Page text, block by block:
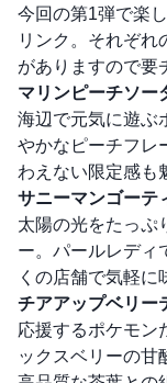
今回の第1弾で楽
リンク。それぞれ
がありますので要
マリンピーチソー
海辺で元気に遊ぶ
やかなピーチフレ
わえない限定感も
サニーマンゴーテ
太陽の光をたっぷ
ー。パールレディ
くの店舗で気軽に
チアアップベリー
応援するポケモン
ックスベリーの甘